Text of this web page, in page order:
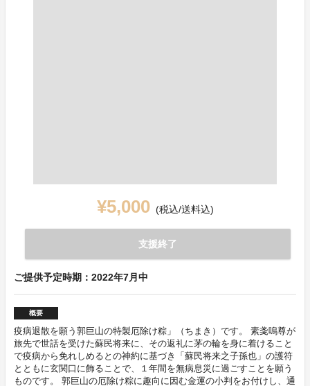
¥5,000 (税込/送料込)
支援終了
ご提供予定時期：2022年7月中
概要
疫病退散を願う郭巨山の特製厄除け粽」（ちまき）です。 素戔嗚尊が
旅先で世話を受けた蘇民将来に、その返礼に茅の輪を身に着けること
で疫病から免れしめるとの神約に基づき「蘇民将来之子孫也」の護符
とともに玄関口に飾ることで、１年間を無病息災に過ごすことを願う
ものです。 郭巨山の厄除け粽に趣向に因む金運の小判をお付けし、通